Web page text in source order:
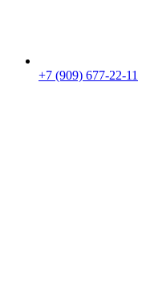
+7 (909) 677-22-11